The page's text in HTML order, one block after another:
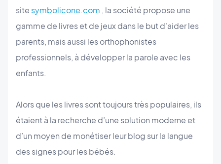
site symbolicone.com , la société propose une
gamme de livres et de jeux dans le but d'aider les
parents, mais aussi les orthophonistes
professionnels, à développer la parole avec les
enfants.
Alors que les livres sont toujours très populaires, ils
étaient à la recherche d’une solution moderne et
d’un moyen de monétiser leur blog sur la langue
des signes pour les bébés.